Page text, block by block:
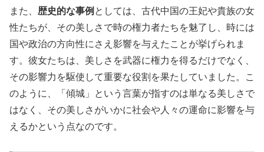
また、 歴史的な事例 としては、古代中国の王妃や貴族の女
性たちが、その美しさで時の権力者たちを魅了し、時には
国や政治の方向性にさえ影響を与えたことが挙げられま
す。彼女たちは、美しさを武器に権力を得るだけでなく、
その影響力を駆使して重要な役割を果たしていました。こ
のように、「傾城」という言葉が指すのは単なる美しさで
はなく、その美しさがいかに社会や人々の運命に影響を与
えるかという点なのです。